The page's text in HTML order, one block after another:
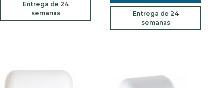
Entrega de 24
semanas
Entrega de 24
semanas